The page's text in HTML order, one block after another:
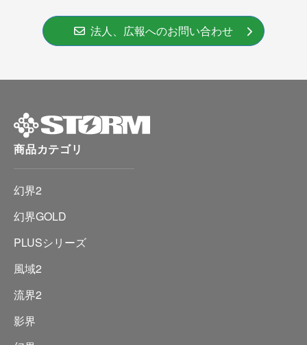
法人、広報へのお問い合わせ
商品カテゴリ
幻界2
幻界GOLD
PLUSシリーズ
風域2
流界2
影界